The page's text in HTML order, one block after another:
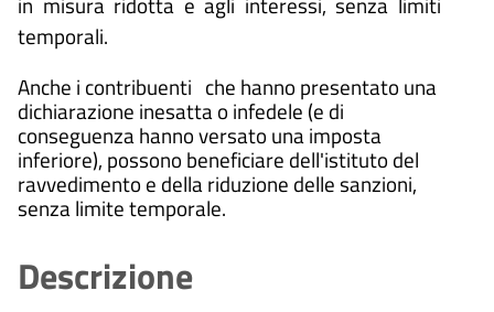
temporali.
Anche i contribuenti che hanno presentato una
dichiarazione inesatta o infedele (e di
conseguenza hanno versato una imposta
inferiore), possono beneficiare dell'istituto del
ravvedimento e della riduzione delle sanzioni,
senza limite temporale.
Descrizione